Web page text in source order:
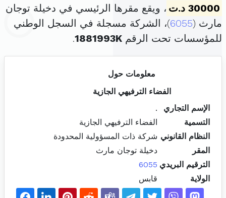
30000 د.ت
، ويقع مقرها الرئيسي في دخيلة توجان
مارث (6055)، الشركة مسجلة في السجل الوطني
للمؤسسات تحت الرقم 1881993K
.
معلومات حول
الفضاء الترفيهي الجازية
الإسم التجاري
.
التسمية
الفضاء الترفيهي الجازية
النظام القانوني شركة ذات المسؤولية المحدودة
المقر
دخيلة توجان مارث
الترقيم البريدي 6055
الولاية
قابس